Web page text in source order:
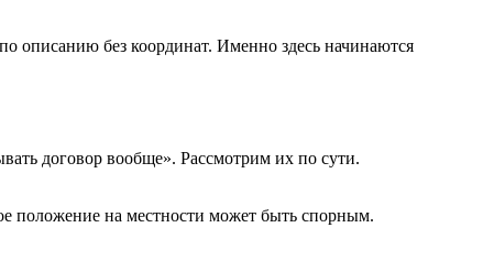
описанию без координат. Именно здесь начинаются
договор вообще». Рассмотрим их по сути.
положение на местности может быть спорным.